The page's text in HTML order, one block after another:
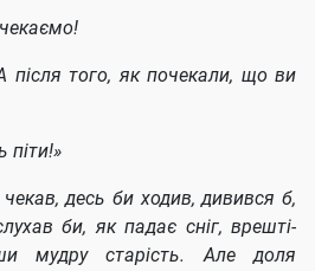
того, як почекали, що ви
піти!»
десь би ходив, дивився б,
би, як падає сніг, врешті-
мудру старість. Але доля